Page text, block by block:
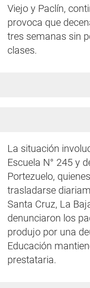
Viejo y Paclín,
provoca que
tres semanas sin
clases.
La situación
Escuela N° 245 y
Portezuelo,
trasladarse
Santa Cruz, La
denunciaron los
produjo por una
Educación
prestataria.